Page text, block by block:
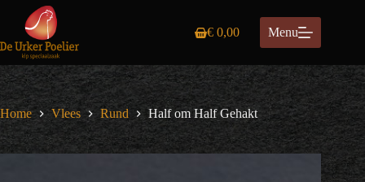
inhoud
Winkelwagen
€ 0,00 Menu
Home Vlees Rund Half om Half Gehakt